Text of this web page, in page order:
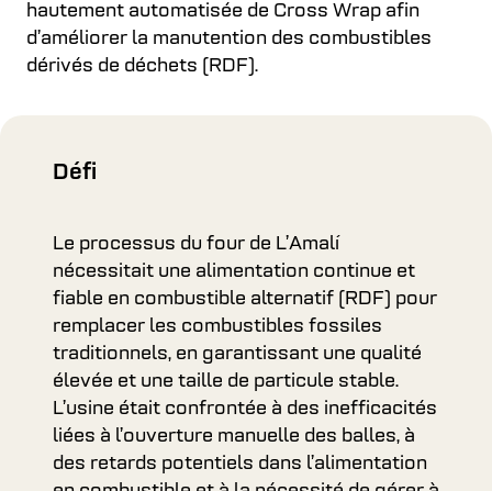
hautement automatisée de Cross Wrap afin
d’améliorer la manutention des combustibles
dérivés de déchets (RDF).
Défi
Le processus du four de L’Amalí
nécessitait une alimentation continue et
fiable en combustible alternatif (RDF) pour
remplacer les combustibles fossiles
traditionnels, en garantissant une qualité
élevée et une taille de particule stable.
L’usine était confrontée à des inefficacités
liées à l’ouverture manuelle des balles, à
des retards potentiels dans l’alimentation